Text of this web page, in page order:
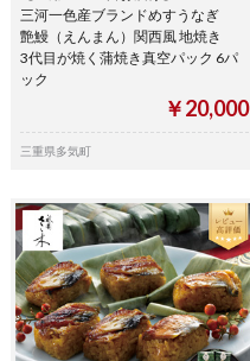
三河一色産ブランドめすうなぎ
艶鰻（えんまん）関西風 地焼き
3代目が焼く蒲焼き真空パック 6パ
ック
￥20,000
三重県多気町